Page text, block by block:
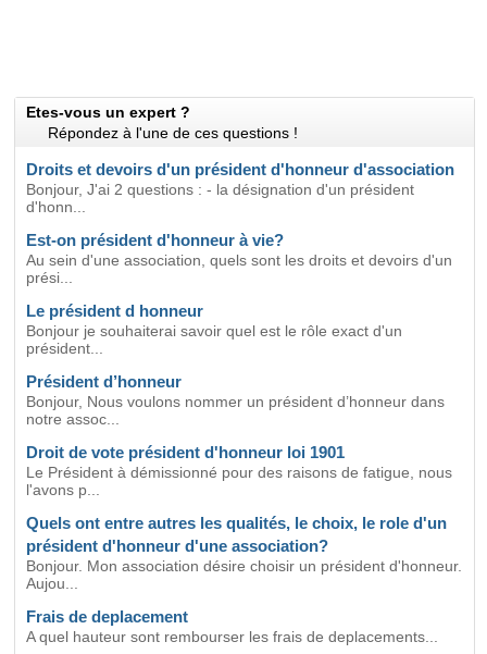
Etes-vous un expert ?
Répondez à l'une de ces questions !
Droits et devoirs d'un président d'honneur d'association
Bonjour, J'ai 2 questions : - la désignation d'un président
d'honn...
Est-on président d'honneur à vie?
Au sein d'une association, quels sont les droits et devoirs d'un
prési...
Le président d honneur
Bonjour je souhaiterai savoir quel est le rôle exact d'un
président...
Président d’honneur
Bonjour, Nous voulons nommer un président d’honneur dans
notre assoc...
Droit de vote président d'honneur loi 1901
Le Président à démissionné pour des raisons de fatigue, nous
l'avons p...
Quels ont entre autres les qualités, le choix, le role d'un
président d'honneur d'une association?
Bonjour. Mon association désire choisir un président d'honneur.
Aujou...
Frais de deplacement
A quel hauteur sont rembourser les frais de deplacements...